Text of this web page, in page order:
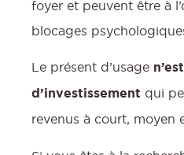
foyer et peuvent être à
blocages
Le présent d’usage
d’investissement qui
revenus à court, moyen